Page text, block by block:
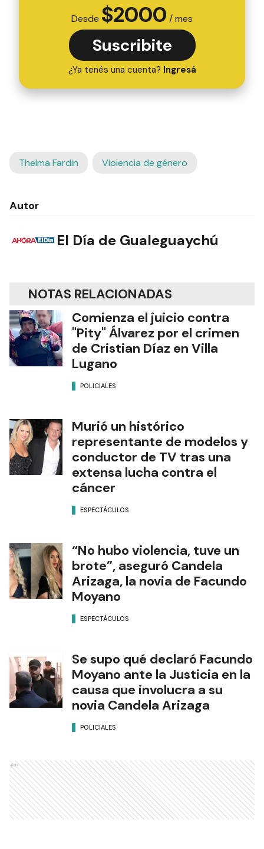
Desde $2000 / mes
Suscribite
¿Ya tenés una cuenta? Ingresá
Thelma Fardin Violencia de género
Autor
El Día de Gualeguaychú
NOTAS RELACIONADAS
Comienza el juicio contra
"Pity" Álvarez por el crimen
de Cristian Díaz en Villa
Lugano
POLICIALES
Murió un histórico
representante de modelos y
conductor de TV tras una
extensa lucha contra el
cáncer
ESPECTÁCULOS
“No hubo violencia, tuve un
brote”, aseguró Candela
Arizaga, la novia de Facundo
Moyano
ESPECTÁCULOS
Se supo qué declaró Facundo
Moyano ante la Justicia en la
causa que involucra a su
novia Candela Arizaga
POLICIALES
Ads